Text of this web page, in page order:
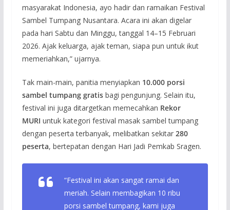
masyarakat Indonesia, ayo hadir dan ramaikan Festival
Sambel Tumpang Nusantara. Acara ini akan digelar
pada hari Sabtu dan Minggu, tanggal 14–15 Februari
2026. Ajak keluarga, ajak teman, siapa pun untuk ikut
memeriahkan,” ujarnya.
Tak main-main, panitia menyiapkan 10.000 porsi
sambel tumpang gratisbagi pengunjung. Selain itu,
festival ini juga ditargetkan memecahkan Rekor
MURI untuk kategori festival masak sambel tumpang
dengan peserta terbanyak, melibatkan sekitar 280
peserta, bertepatan dengan Hari Jadi Pemkab Sragen.
“Festival ini akan sangat ramai dan
meriah. Selain membagikan 10 ribu
porsi sambel tumpang, kami juga